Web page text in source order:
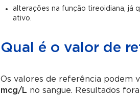
alterações na função tireoidiana, já
ativo.
Qual é o valor de
Os valores de referência podem
mcg/L no sangue. Resultados